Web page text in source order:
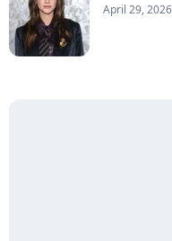
April 29, 2026